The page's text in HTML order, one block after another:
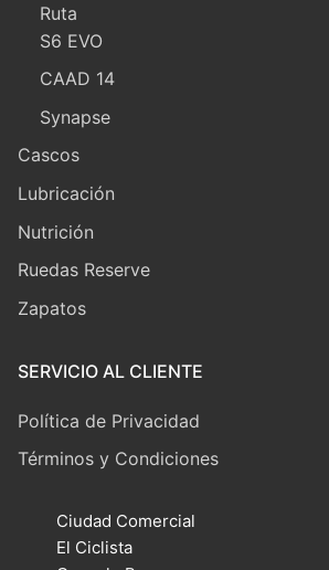
Ruta
S6 EVO
CAAD 14
Synapse
Cascos
Lubricación
Nutrición
Ruedas Reserve
Zapatos
SERVICIO AL CLIENTE
Política de Privacidad
Términos y Condiciones
Ciudad Comercial
El Ciclista